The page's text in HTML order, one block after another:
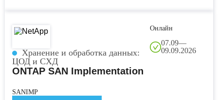
Хранение и обработка данных:
ЦОД и СХД
07.09—
09.09.2026
Онлайн
ONTAP SAN Implementation
SANIMP